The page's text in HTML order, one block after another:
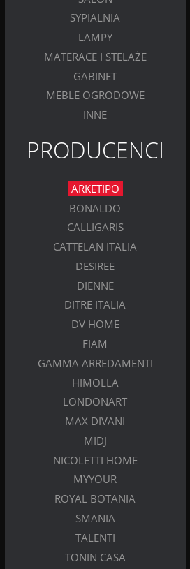
SYPIALNIA
LAMPY
MATERACE I STELAŻE
GABINET
MEBLE OGRODOWE
INNE
PRODUCENCI
ARKETIPO
BONALDO
CALLIGARIS
CATTELAN ITALIA
DESIREE
DIENNE
DITRE ITALIA
DV HOME
FIAM
GAMMA ARREDAMENTI
HIMOLLA
LONDONART
MAX DIVANI
MIDJ
NICOLETTI HOME
MYYOUR
ROYAL BOTANIA
SMANIA
TALENTI
TONIN CASA